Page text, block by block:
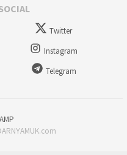
Twitter
Instagram
Telegram